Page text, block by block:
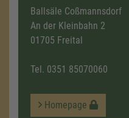
Ballsäle Coßmannsdorf
An der Kleinbahn 2
01705 Freital
Tel. 0351 85070060
Homepage